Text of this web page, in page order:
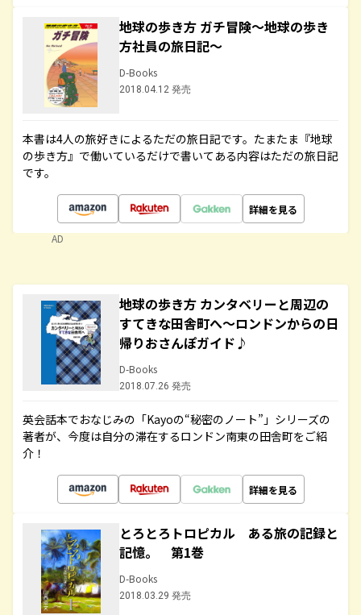
地球の歩き方 ガチ冒険～地球の歩き
方社員の旅日記～
D-Books
2018.04.12 発売
本書は4人の旅好きによるただの旅日記です。たまたま『地球
の歩き方』で働いているだけで書いてある内容はただの旅日記
です。
詳細を見る
AD
地球の歩き方 カンタベリーと周辺の
すてきな田舎町へ～ロンドンからの日
帰りおさんぽガイド♪
D-Books
2018.07.26 発売
英会話本でおなじみの「Kayoの“秘密のノート”」シリーズの
著者が、今度は自分の滞在するロンドン南東の田舎町をご紹
介！
詳細を見る
とろとろトロピカル ある旅の記録と
記憶。 第1巻
D-Books
2018.03.29 発売